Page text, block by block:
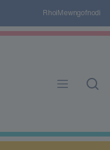
RhoiMewngofnodi